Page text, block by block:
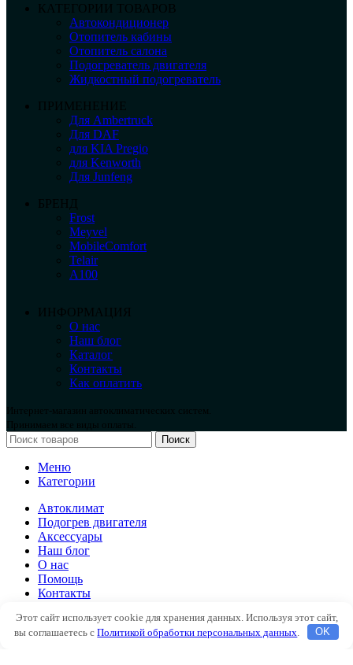
КАТЕГОРИИ ТОВАРОВ
Автокондиционер
Отопитель кабины
Отопитель салона
Подогреватель двигателя
Жидкостный подогреватель
ПРИМЕНЕНИЕ
Для Ambertruck
Для DAF
для KIA Pregio
для Kenworth
Для Junfeng
БРЕНД
Frost
Meyvel
MobileComfort
Telair
А100
ИНФОРМАЦИЯ
О нас
Наш блог
Каталог
Контакты
Как оплатить
Интернет-магазин автоклиматических систем.
Принимаем все виды оплаты.
Поиск
Меню
Категории
Автоклимат
Подогрев двигателя
Аксессуары
Наш блог
О нас
Помощь
Контакты
Автоклимат
Подогрев двигателя
Этот сайт использует cookie для хранения данных. Используя этот сайт,
вы соглашаетесь сПолитикой обработки персональных данных OK